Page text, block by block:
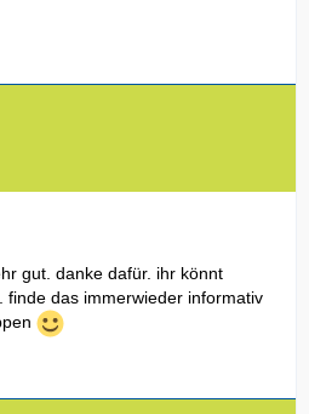
gut. danke dafür. ihr könnt
finde das immerwieder informativ